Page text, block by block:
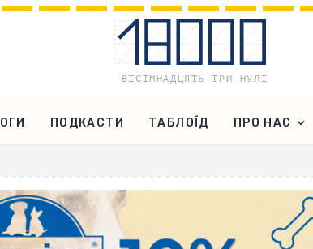
ПОДКАСТИ ТАБЛОЇД ПРО НАС